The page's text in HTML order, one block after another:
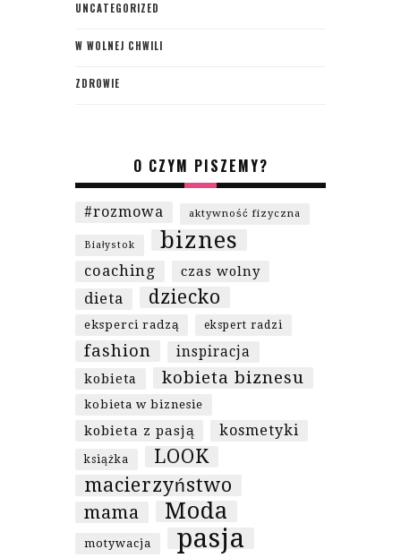
UNCATEGORIZED
W WOLNEJ CHWILI
ZDROWIE
O CZYM PISZEMY?
#rozmowa aktywność fizyczna
Białystok biznes
coaching czas wolny
dieta dziecko
eksperci radzą ekspert radzi
fashion inspiracja
kobieta kobieta biznesu
kobieta w biznesie
kobieta z pasją kosmetyki
książka
LOOK
macierzyństwo
mama Moda
motywacja pasja